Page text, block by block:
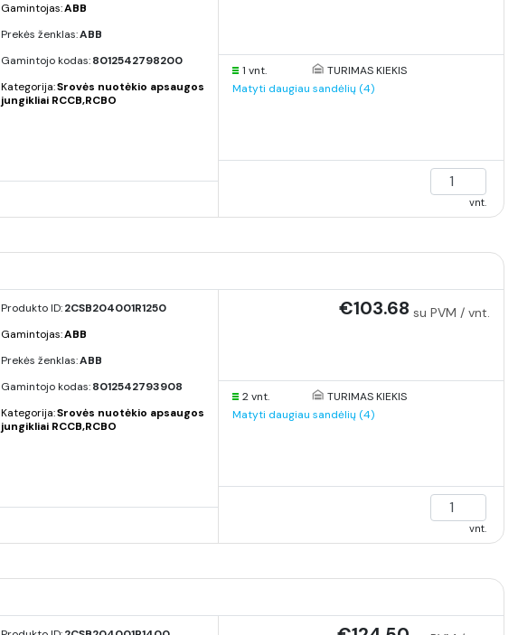
Gamintojas:ABB
Prekės ženklas:ABB
Gamintojo kodas: 8012542798200
Kategorija:Srovės nuotėkio apsaugos
jungikliai RCCB,RCBO
1 vnt.
TURIMAS KIEKIS
Matyti daugiau sandėlių (4)
vnt.
Produkto ID: 2CSB204001R1250
Gamintojas:ABB
Prekės ženklas:ABB
Gamintojo kodas: 8012542793908
Kategorija:Srovės nuotėkio apsaugos
jungikliai RCCB,RCBO
€103.68 su PVM / vnt.
2 vnt.
TURIMAS KIEKIS
Matyti daugiau sandėlių (4)
vnt.